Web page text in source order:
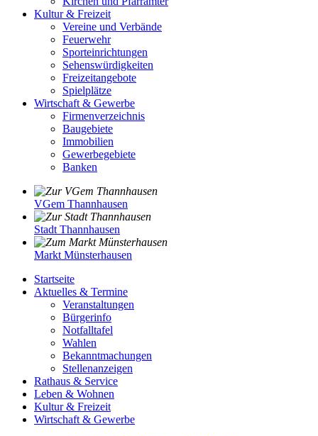
Kultur & Freizeit
Vereine und Verbände
Feuerwehr
Sporteinrichtungen
Sehenswürdigkeiten
Freizeitangebote
Spielplätze
Wirtschaft & Gewerbe
Firmenverzeichnis
Baugebiete
Immobilien
Gewerbegebiete
Banken
VGem Thannhausen
Stadt Thannhausen
Markt Münsterhausen
Startseite
Aktuelles & Termine
Veranstaltungen
Bürgerinfo
Notfalltafel
Wahlen
Bekanntmachungen
Stellenanzeigen
Rathaus & Service
Leben & Wohnen
Kultur & Freizeit
Wirtschaft & Gewerbe